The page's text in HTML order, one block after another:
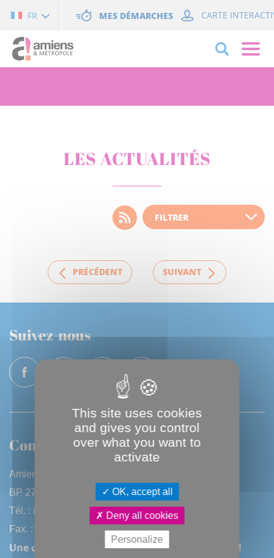
FR MES DÉMARCHES CARTE
LES ACTUALITÉS
Choisissez votre filtre
d'actualité
PRÉCÉDENT SUIVANT
Suivez-nous
Contactez-nous
Amiens Métropole
BP 2720 - 80027 Amiens CEDEX
Tél. : (33) 3 22 97 40 40
Fax. : (33) 3 22 97 42 53
Une question, une remarque ? Contactez-nous !
This site uses cookies
and gives you control
over what you want to
activate
OK, accept all
Deny all cookies
Personalize